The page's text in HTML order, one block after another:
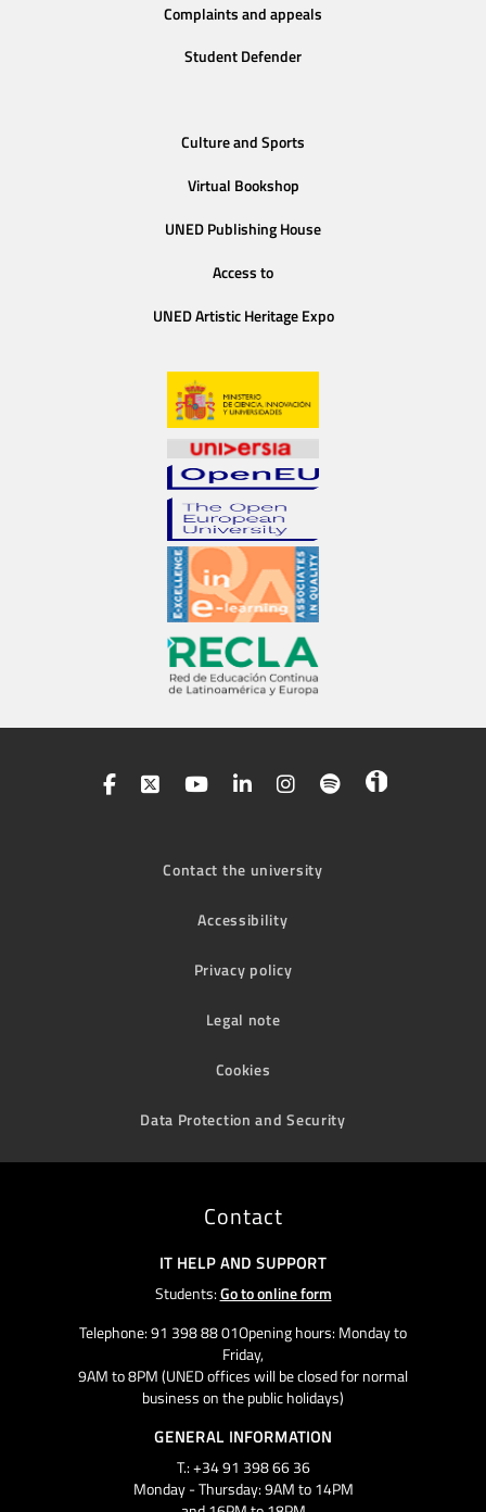
Complaints and appeals
Student Defender
Culture and Sports
Virtual Bookshop
UNED Publishing House
Access to
UNED Artistic Heritage Expo
Contact the university
Accessibility
Privacy policy
Legal note
Cookies
Data Protection and Security
Contact
IT HELP AND SUPPORT
Students:Go to online form
Telephone: 91 398 88 01Opening hours: Monday to
Friday,
9AM to 8PM (UNED offices will be closed for normal
business on the public holidays)
GENERAL INFORMATION
T.: +34 91 398 66 36
Monday - Thursday: 9AM to 14PM